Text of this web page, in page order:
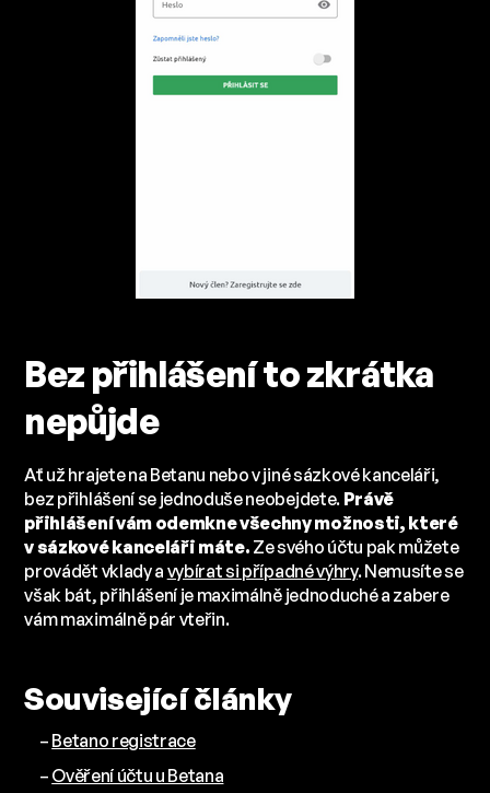
Bez přihlášení to zkrátka
nepůjde
Ať už hrajete na Betanu nebo v jiné sázkové kanceláři,
bez přihlášení se jednoduše neobejdete. Právě
přihlášení vám odemkne všechny možnosti, které
v sázkové kanceláři máte. Ze svého účtu pak můžete
provádět vklady a vybírat si případné výhry. Nemusíte se
však bát, přihlášení je maximálně jednoduché a zabere
vám maximálně pár vteřin.
Související články
– Betano registrace
– Ověření účtu u Betana